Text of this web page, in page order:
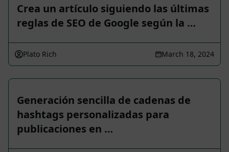
Crea un artículo siguiendo las últimas
reglas de SEO de Google según la …
Plato Rich March 18, 2024
Generación sencilla de cadenas de
hashtags personalizadas para
publicaciones en …